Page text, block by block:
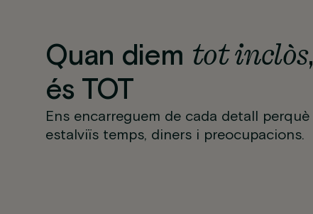
Quan diem tot inclòs,
és TOT
Ens encarreguem de cada detall perquè
estalviïs temps, diners i preocupacions.